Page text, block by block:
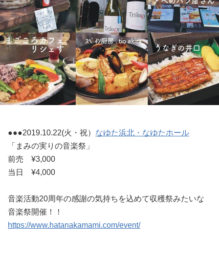
●●●2019.10.22(火・祝） なゆた浜北・なゆたホール
「まみの実りの音楽祭」
前売 ¥3,000
当日 ¥4,000
音楽活動20周年の感謝の気持ちを込めて収穫祭みたいな
音楽祭開催！！
https://www.hatanakamami.com/event/